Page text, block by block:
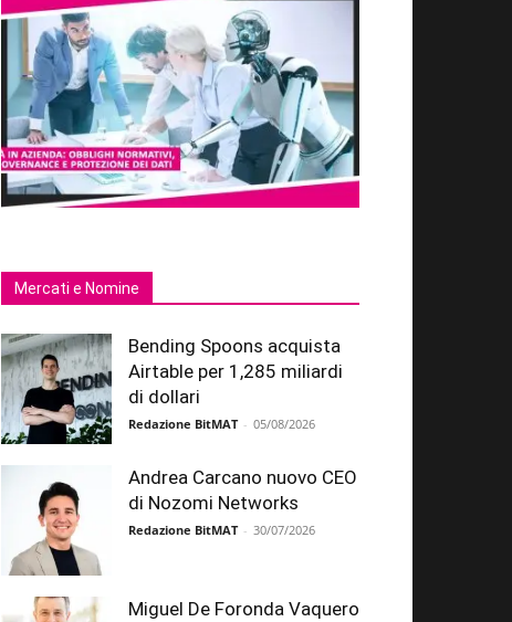
Mercati e Nomine
Bending Spoons acquista
Airtable per 1,285 miliardi
di dollari
Redazione BitMAT - 05/08/2026
Andrea Carcano nuovo CEO
di Nozomi Networks
Redazione BitMAT - 30/07/2026
Miguel De Foronda Vaquero